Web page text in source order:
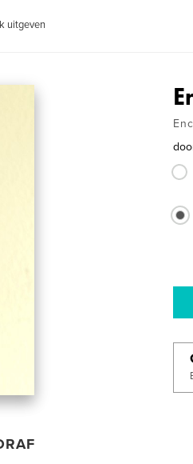
uitgeven